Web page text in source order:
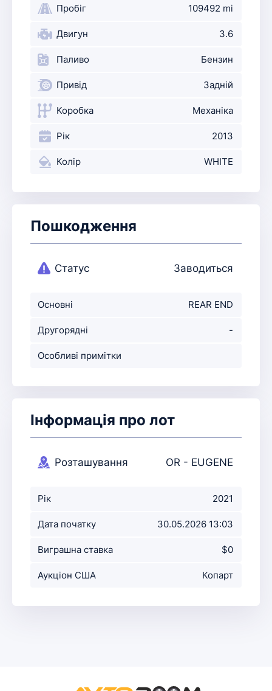
Пробіг 109492 mi
Двигун 3.6
Паливо Бензин
Привід Задній
Коробка Механіка
Рік 2013
Колір WHITE
Пошкодження
Статус Заводиться
Основні
пошкодження
REAR END
Другорядні
пошкодження
-
Особливі примітки
Інформація про лот
Розташування
OR - EUGENE
Рік 2021
Дата початку
аукціону
30.05.2026 13:03
Виграшна ставка $0
Аукціон США Копарт